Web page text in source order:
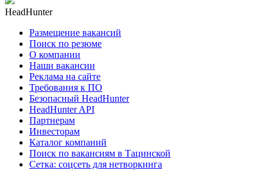
HeadHunter
Размещение вакансий
Поиск по резюме
О компании
Наши вакансии
Реклама на сайте
Требования к ПО
Безопасный HeadHunter
HeadHunter API
Партнерам
Инвесторам
Каталог компаний
Поиск по вакансиям в Тацинской
Сетка: соцсеть для нетворкинга